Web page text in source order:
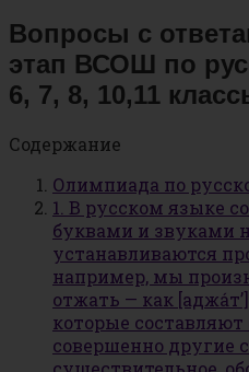
Вопросы с
этап ВСОШ по
6, 7, 8, 10,11
Содержание
Олимпиада по
1. В русском языке
буквами и звуками
устанавливаются
например, мы
отжать — как
которые
совершенно другие